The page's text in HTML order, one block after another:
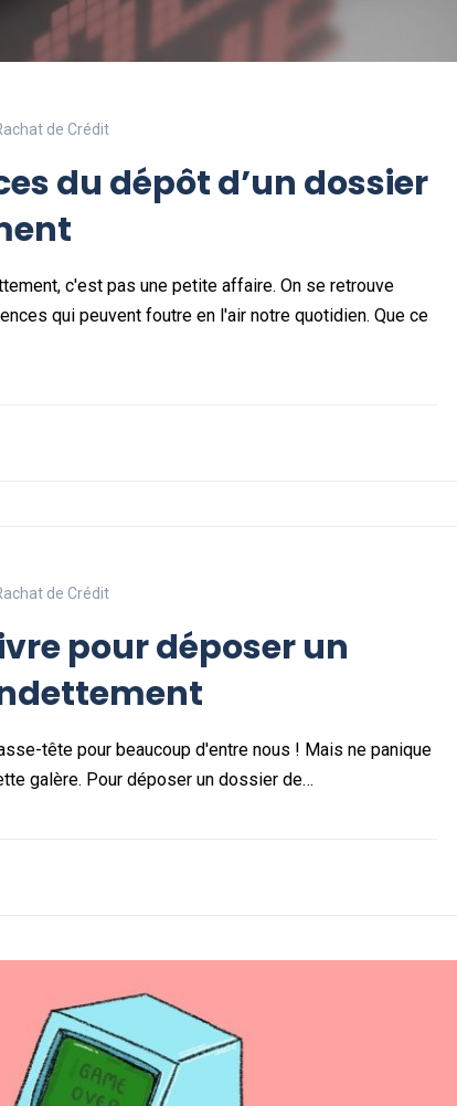
de Crédit
du dépôt d’un dossier
c'est pas une petite affaire. On se retrouve
qui peuvent foutre en l'air notre quotidien. Que ce
de Crédit
pour déposer un
tête pour beaucoup d'entre nous ! Mais ne panique
galère. Pour déposer un dossier de…